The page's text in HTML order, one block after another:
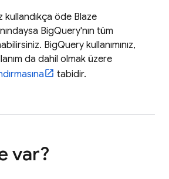
kullandıkça öde Blaze
BigQuery'nın tüm
BigQuery kullanımınız,
da dahil olmak üzere
tabidir.
var?